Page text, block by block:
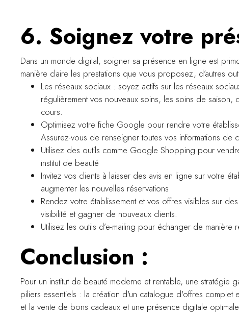
6. Soignez votre
Dans un monde digital, soigner sa présence en ligne est
manière claire les prestations que vous proposez, d’autres
Les réseaux sociaux : soyez actifs sur les réseaux
régulièrement vos nouveaux soins, les soins de
cours.
Optimisez votre fiche Google pour rendre votre
Assurez-vous de renseigner toutes vos informations
Utilisez des outils comme Google Shopping pour
institut de beauté
Invitez vos clients à laisser des avis en ligne sur votre
augmenter les nouvelles réservations
Rendez votre établissement et vos offres visibles sur
visibilité et gagner de nouveaux clients.
Utilisez les outils d’e-mailing pour échanger de manière
Conclusion :
Pour un institut de beauté moderne et rentable, une
piliers essentiels : la création d'un catalogue d'offres
et la vente de bons cadeaux et une présence digitale